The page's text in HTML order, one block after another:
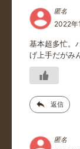
匿名
2022年
基本超多忙。
げ上手だがみ
返信
匿名